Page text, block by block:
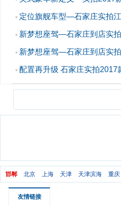
▪ 定位旗舰车型—石家庄实拍
▪ 新梦想座驾—石家庄到店实
▪ 新梦想座驾—石家庄到店实
▪ 配置再升级 石家庄实拍2017
邯郸 北京 上海 天津 天津滨海 重庆
友情链接